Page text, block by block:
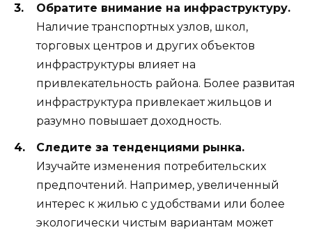
Обратите внимание на инфраструктуру.
Наличие транспортных узлов, школ,
торговых центров и других объектов
инфраструктуры влияет на
привлекательность района. Более развитая
инфраструктура привлекает жильцов и
разумно повышает доходность.
Следите за тенденциями рынка.
Изучайте изменения потребительских
предпочтений. Например, увеличенный
интерес к жилью с удобствами или более
экологически чистым вариантам может